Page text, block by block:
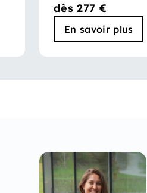
dès 277 €
En savoir plus